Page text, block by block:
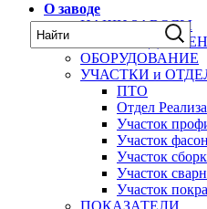
О заводе
НАШИ ЗАВОДЫ
ОБОРУДОВАНИЕ
УЧАСТКИ и
ПТО
Отдел
Участок
Участок
Участок
Участок
Участок